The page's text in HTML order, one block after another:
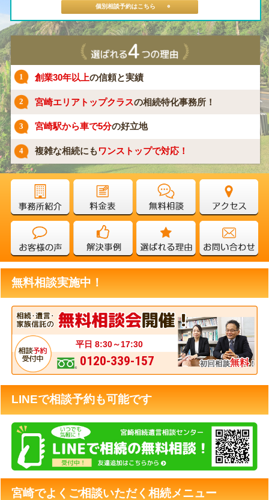
個別相談予約はこちら
創業30年以上の信頼と実績
宮崎エリアトップクラスの相続特化事務所！
宮崎駅から車で5分の好立地
複雑な相続にもワンストップで対応！
無料相談実施中！
0120-339-157
平日 8:30～17:30
LINEで相談予約も可能です
宮崎でよくご相談いただく相続メニュー